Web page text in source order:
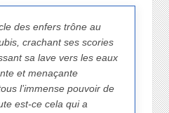
des enfers trône au
crachant ses scories
sa lave vers les eaux
et menaçante
l’immense pouvoir de
est-ce cela qui a